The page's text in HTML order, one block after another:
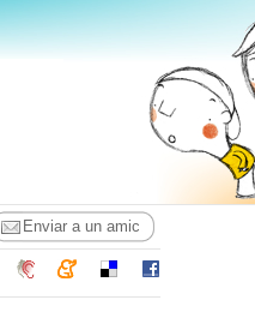
Enviar a un amic